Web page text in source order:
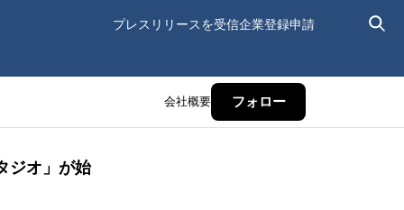
プレスリリースを受信企業登録申請
会社概要 フォロー
ジオ」が始